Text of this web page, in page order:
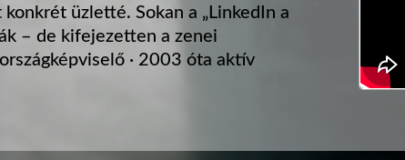
üzletté. Sokan a „LinkedIn a
– de kifejezetten a zenei
· 2003 óta aktív